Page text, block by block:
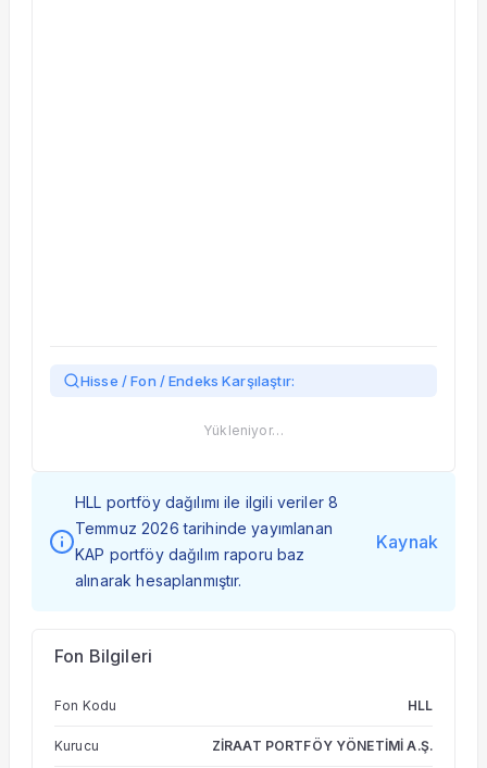
Hisse / Fon / Endeks Karşılaştır:
Yükleniyor…
HLL portföy dağılımı ile ilgili veriler 8
Temmuz 2026 tarihinde yayımlanan
KAP portföy dağılım raporu baz
alınarak hesaplanmıştır.
Kaynak
Fon Bilgileri
Fon Kodu HLL
Kurucu ZİRAAT PORTFÖY YÖNETİMİ A.Ş.